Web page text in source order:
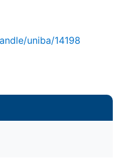
uniba/14198